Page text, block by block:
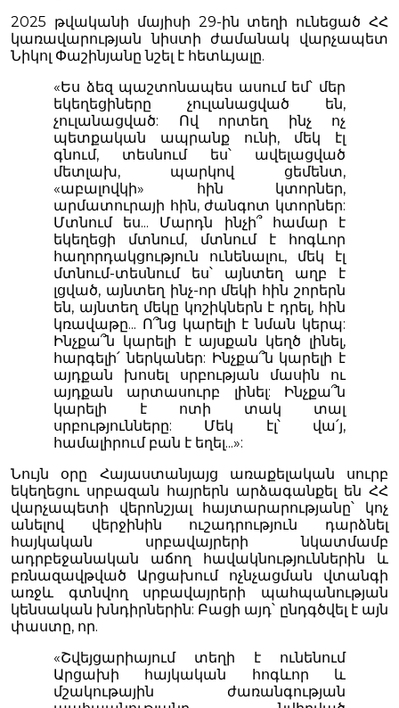
2025 թվականի մայիսի 29-ին տեղի ունեցած ՀՀ
կառավարության նիստի ժամանակ վարչապետ
Նիկոլ Փաշինյանը նշել է հետևյալը.
«Ես ձեզ պաշտոնապես ասում եմ՝ մեր
եկեղեցիները չուլանացված են,
չուլանացված: Ով որտեղ ինչ ոչ
պետքական ապրանք ունի, մեկ էլ
գնում, տեսնում ես՝ ավելացված
մետլախ, պարկով ցեմենտ,
«աբալովկի» հին կտորներ,
արմատուրայի հին, ժանգոտ կտորներ:
Մտնում ես... Մարդն ինչի՞ համար է
եկեղեցի մտնում, մտնում է հոգևոր
հաղորդակցություն ունենալու, մեկ էլ
մտնում-տեսնում ես՝ այնտեղ աղբ է
լցված, այնտեղ ինչ-որ մեկի հին շորերն
են, այնտեղ մեկը կոշիկներն է դրել, հին
կռավաթը... Ո՞նց կարելի է նման կերպ:
Ինչքա՞ն կարելի է այսքան կեղծ լինել,
հարգելի՛ ներկաներ: Ինչքա՞ն կարելի է
այդքան խոսել սրբության մասին ու
այդքան արտասուրբ լինել: Ինչքա՞ն
կարելի է ոտի տակ տալ
սրբությունները: Մեկ էլ՝ վա՛յ,
համալիրում բան է եղել...»:
Նույն օրը Հայաստանյայց առաքելական սուրբ
եկեղեցու սրբազան հայրերն արձագանքել են ՀՀ
վարչապետի վերոնշյալ հայտարարությանը՝ կոչ
անելով վերջինին ուշադրություն դարձնել
հայկական սրբավայրերի նկատմամբ
ադրբեջանական աճող հավակնություններին և
բռնազավթված Արցախում ոչնչացման վտանգի
առջև գտնվող սրբավայրերի պահպանության
կենսական խնդիրներին: Բացի այդ՝ ընդգծվել է այն
փաստը, որ.
«Շվեյցարիայում տեղի է ունենում
Արցախի հայկական հոգևոր և
մշակութային ժառանգության